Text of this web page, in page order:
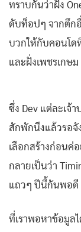
ทราบกันว่าฝั่ง
ดับท็อปๆ จากตึก
บวกให้กับคอนโด
และฝั่งเพชรเกษ
ซึ่ง Dev แต่ละเจ้า
สักพักนึงแล้วรอจัง
เลือกสร้างก่อนค่
กลายเป็นว่า
แถวๆ ปีนี้กันพอดี
ที่เราพอหาข้อมูลไ